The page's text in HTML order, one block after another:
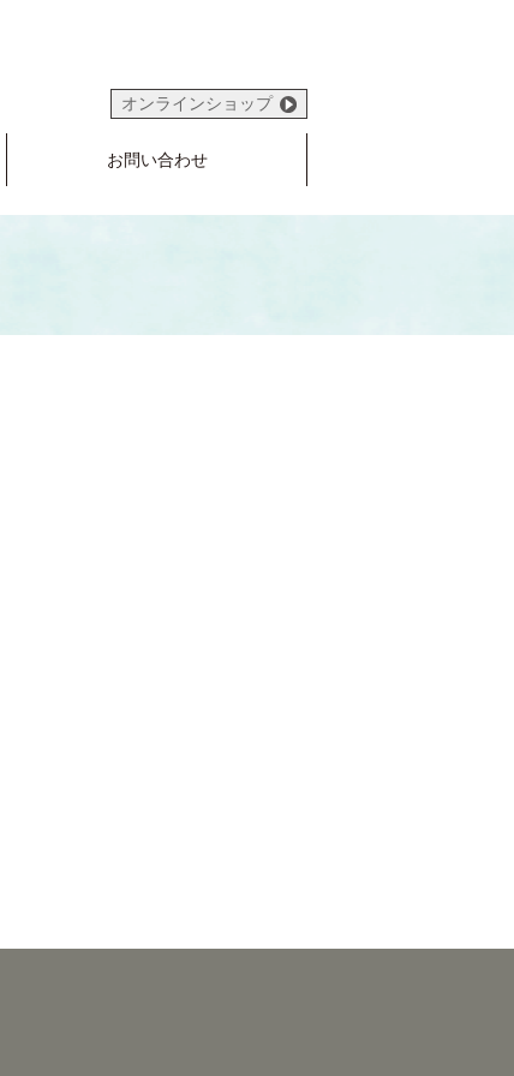
オンラインショップ
お問い合わせ